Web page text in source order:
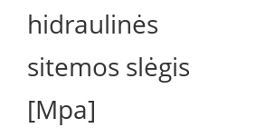
hidraulinės
sitemos slėgis
[Mpa]